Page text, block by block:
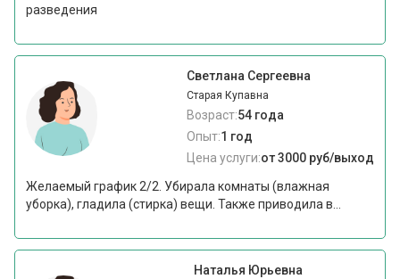
разведения
Светлана Сергеевна
Старая Купавна
Возраст:54 года
Опыт:1 год
Цена услуги:от 3000 руб/выход
Желаемый график 2/2. Убирала комнаты (влажная
уборка), гладила (стирка) вещи. Также приводила в...
Наталья Юрьевна